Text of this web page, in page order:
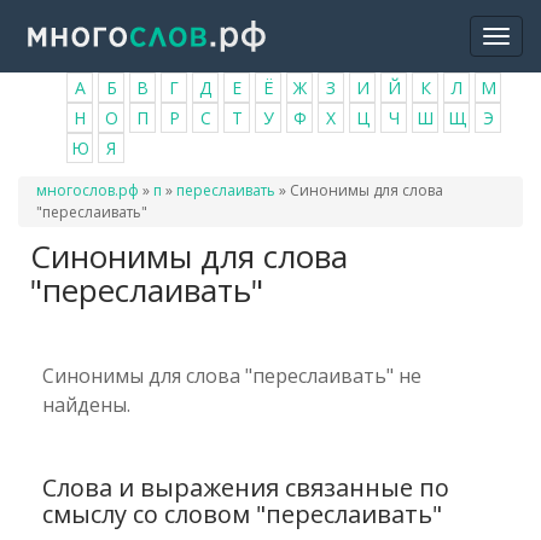
основному
содержанию
А Б В Г Д Е Ё Ж З И Й К Л
М
Н
О П Р С Т У Ф Х Ц Ч Ш Щ
Э
Ю
Я
Вы
здесь
многослов.рф » п » переслаивать » Синонимы для слова
"переслаивать"
Синонимы для слова
"переслаивать"
Синонимы для слова "переслаивать" не
найдены.
Слова и выражения связанные по
смыслу со словом "переслаивать"